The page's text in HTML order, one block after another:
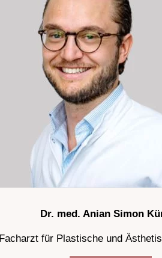
Dr. med. Anian Simon
Facharzt für Plastische und